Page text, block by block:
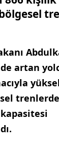
artan